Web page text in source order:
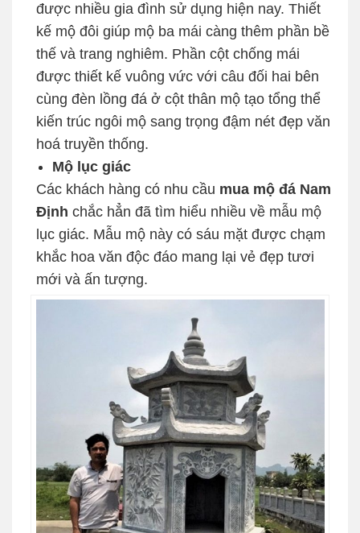
được nhiều gia đình sử dụng hiện nay. Thiết
kế mộ đôi giúp mộ ba mái càng thêm phần bề
thế và trang nghiêm. Phần cột chống mái
được thiết kế vuông vức với câu đối hai bên
cùng đèn lồng đá ở cột thân mộ tạo tổng thể
kiến trúc ngôi mộ sang trọng đậm nét đẹp văn
hoá truyền thống.
Mộ lục giác
Các khách hàng có nhu cầu mua mộ đá Nam
Định chắc hẳn đã tìm hiểu nhiều về mẫu mộ
lục giác. Mẫu mộ này có sáu mặt được chạm
khắc hoa văn độc đáo mang lại vẻ đẹp tươi
mới và ấn tượng.